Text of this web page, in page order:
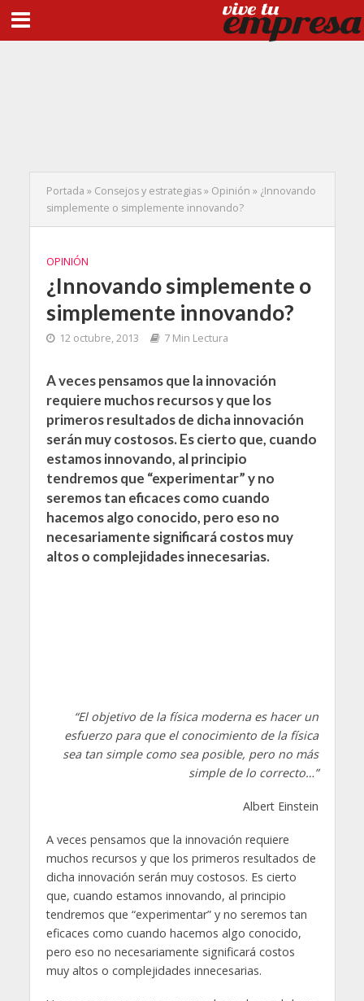
Portada » Consejos y estrategias» Opinión » ¿Innovando
simplemente o simplemente innovando?
OPINIÓN
¿Innovando simplemente o
simplemente innovando?
12 octubre, 2013 7 Min Lectura
A veces pensamos que la innovación
requiere muchos recursos y que los
primeros resultados de dicha innovación
serán muy costosos. Es cierto que, cuando
estamos innovando, al principio
tendremos que “experimentar” y no
seremos tan eficaces como cuando
hacemos algo conocido, pero eso no
necesariamente significará costos muy
altos o complejidades innecesarias.
“El objetivo de la física moderna es hacer un
esfuerzo para que el conocimiento de la física
sea tan simple como sea posible, pero no más
simple de lo correcto…”
Albert Einstein
A veces pensamos que la innovación requiere
muchos recursos y que los primeros resultados de
dicha innovación serán muy costosos. Es cierto
que, cuando estamos innovando, al principio
tendremos que “experimentar” y no seremos tan
eficaces como cuando hacemos algo conocido,
pero eso no necesariamente significará costos
muy altos o complejidades innecesarias.